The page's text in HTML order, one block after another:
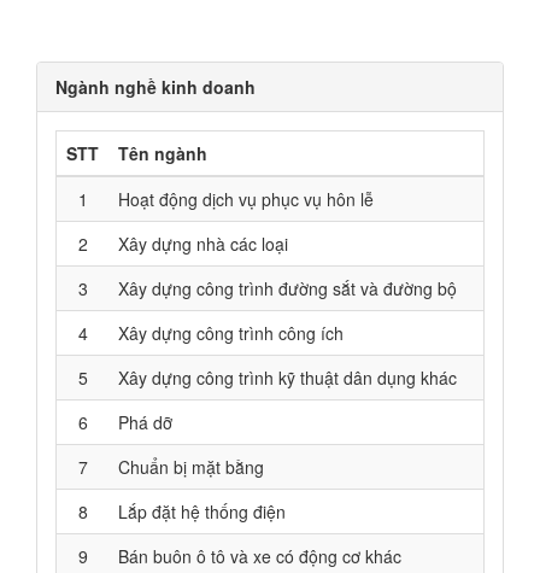
Ngành nghề kinh doanh
STT
Tên ngành
1
Hoạt động dịch vụ phục vụ hôn lễ
2
Xây dựng nhà các loại
3
Xây dựng công trình đường sắt và đường bộ
4
Xây dựng công trình công ích
5
Xây dựng công trình kỹ thuật dân dụng khác
6
Phá dỡ
7
Chuẩn bị mặt bằng
8
Lắp đặt hệ thống điện
9
Bán buôn ô tô và xe có động cơ khác